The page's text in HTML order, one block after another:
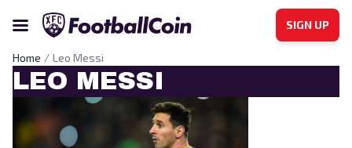
SIGN UP
Home Leo Messi
LEO MESSI